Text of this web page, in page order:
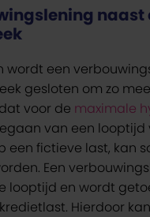
naast
wordt een
gesloten om zo
voor de maximale
van een looptijd
een fictieve last, kan
Een
looptijd en wordt
Hierdoor